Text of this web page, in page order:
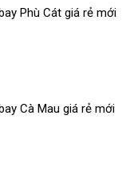
Phù Cát giá rẻ mới
Cà Mau giá rẻ mới